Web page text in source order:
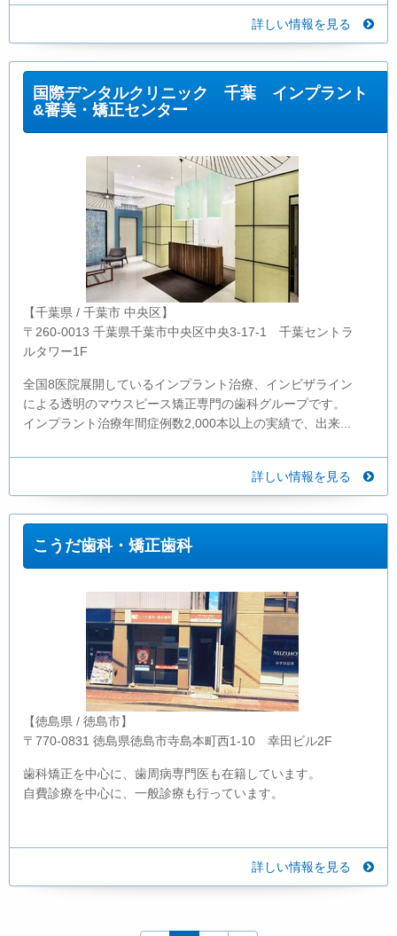
詳しい情報を見る
国際デンタルクリニック 千葉 インプラント
&審美・矯正センター
【千葉県 / 千葉市 中央区】
〒260-0013 千葉県千葉市中央区中央3-17-1 千葉セントラ
ルタワー1F
全国8医院展開しているインプラント治療、インビザライン
による透明のマウスピース矯正専門の歯科グループです。
インプラント治療年間症例数2,000本以上の実績で、出来...
詳しい情報を見る
こうだ歯科・矯正歯科
【徳島県 / 徳島市】
〒770-0831 徳島県徳島市寺島本町西1-10 幸田ビル2F
歯科矯正を中心に、歯周病専門医も在籍しています。
自費診療を中心に、一般診療も行っています。
詳しい情報を見る